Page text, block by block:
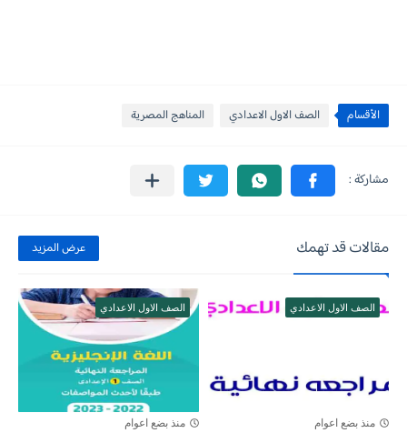
الأقسام الصف الاول الاعدادي المناهج المصرية
مقالات قد تهمك عرض المزيد
الصف الاول الاعدادي
منذ بضع اعوام
الصف الاول الاعدادي
منذ بضع اعوام